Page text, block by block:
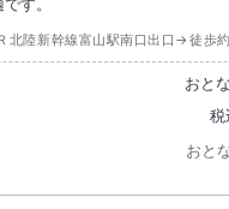
Ｒ北陸新幹線富山駅南口出口→徒歩
おとな
税
おと